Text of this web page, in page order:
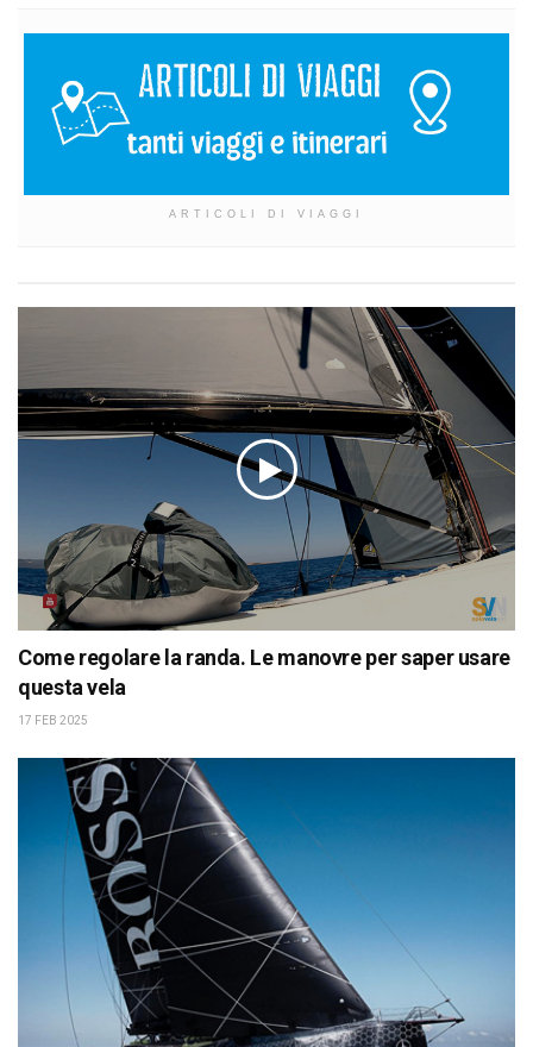
ARTICOLI DI VIAGGI
Come regolare la randa. Le manovre per saper usare
questa vela
17 FEB 2025